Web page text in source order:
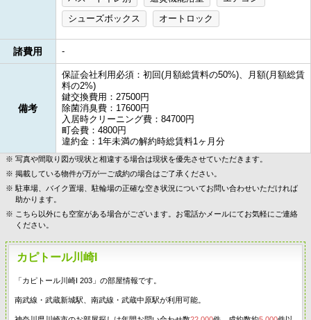
シューズボックス
オートロック
諸費用 -
備考
保証会社利用必須：初回(月額総賃料の50%)、月額(月額総賃
料の2%)
鍵交換費用：27500円
除菌消臭費：17600円
入居時クリーニング費：84700円
町会費：4800円
違約金：1年未満の解約時総賃料1ヶ月分
写真や間取り図が現状と相違する場合は現状を優先させていただきます。
掲載している物件が万が一ご成約の場合はご了承ください。
駐車場、バイク置場、駐輪場の正確な空き状況についてお問い合わせいただければ
助かります。
こちら以外にも空室がある場合がございます。お電話かメールにてお気軽にご連絡
ください。
カピトール川崎I
「カピトール川崎I 203」の部屋情報です。
南武線・武蔵新城駅、南武線・武蔵中原駅が利用可能。